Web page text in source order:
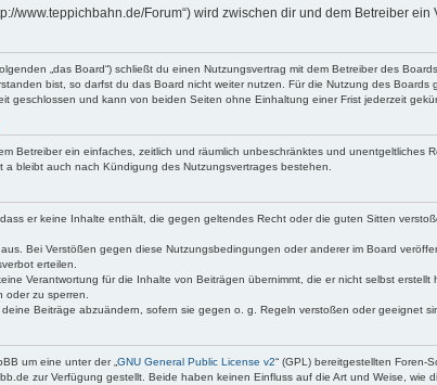
www.teppichbahn.de/Forum“) wird zwischen dir und dem Betreiber
„das Board“) schließt du einen Nutzungsvertrag mit dem Betreiber des
bist, so darfst du das Board nicht weiter nutzen. Für die Nutzung des Boards
geschlossen und kann von beiden Seiten ohne Einhaltung einer Frist jederzeit
Betreiber ein einfaches, zeitlich und räumlich unbeschränktes und unentgeltliches
bleibt auch nach Kündigung des Nutzungsvertrages bestehen.
er keine Inhalte enthält, die gegen geltendes Recht oder die guten Sitten
Bei Verstößen gegen diese Nutzungsbedingungen oder anderer im Board
erteilen.
Verantwortung für die Inhalte von Beiträgen übernimmt, die er nicht selbst
zu sperren.
Beiträge abzuändern, sofern sie gegen o. g. Regeln verstoßen oder geeignet
um eine unter der „ GNU General Public License v2“ (GPL) bereitgestellten Foren-
zur Verfügung gestellt. Beide haben keinen Einfluss auf die Art und Weise,